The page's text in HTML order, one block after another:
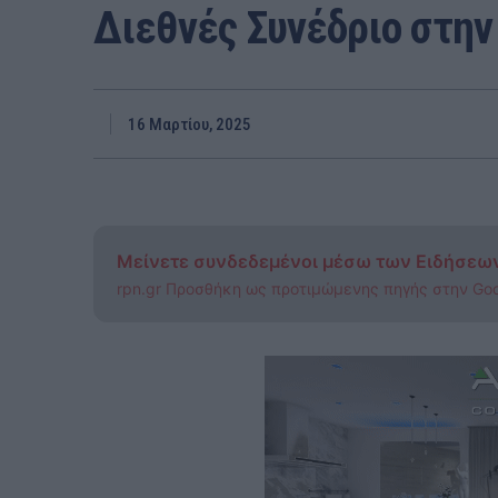
Διεθνές Συνέδριο
16 Μαρτίου, 2025
Μείνετε συνδεδεμένοι μέσω των
rpn.gr Προσθήκη ως προτιμώμενης πηγής στην